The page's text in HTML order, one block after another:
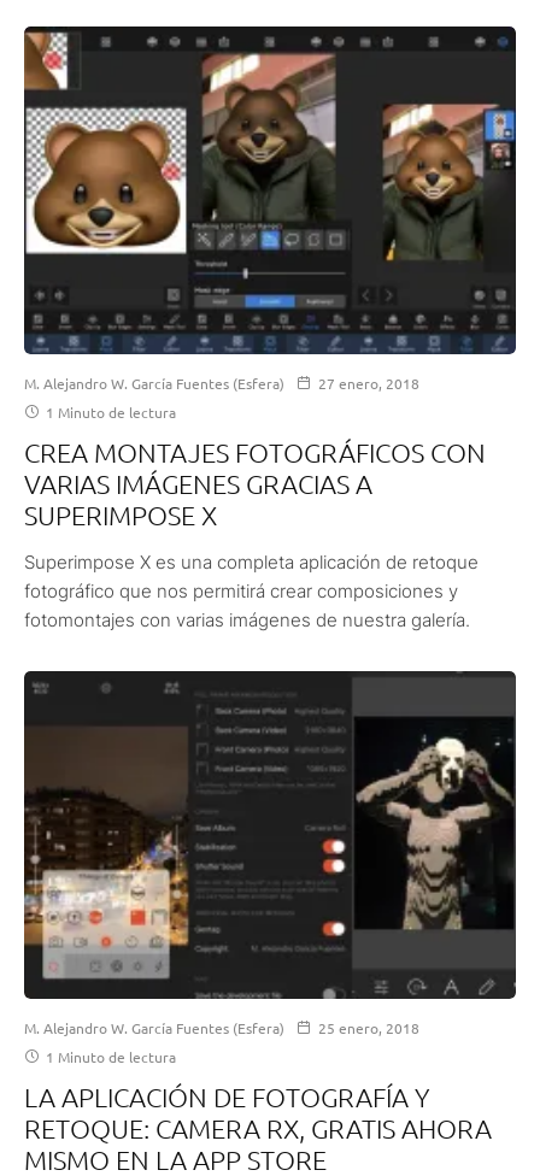
M. Alejandro W. García Fuentes (Esfera)
27 enero, 2018
1 Minuto de lectura
CREA MONTAJES FOTOGRÁFICOS CON
VARIAS IMÁGENES GRACIAS A
SUPERIMPOSE X
Superimpose X es una completa aplicación de retoque
fotográfico que nos permitirá crear composiciones y
fotomontajes con varias imágenes de nuestra galería.
M. Alejandro W. García Fuentes (Esfera)
25 enero, 2018
1 Minuto de lectura
LA APLICACIÓN DE FOTOGRAFÍA Y
RETOQUE: CAMERA RX, GRATIS AHORA
MISMO EN LA APP STORE